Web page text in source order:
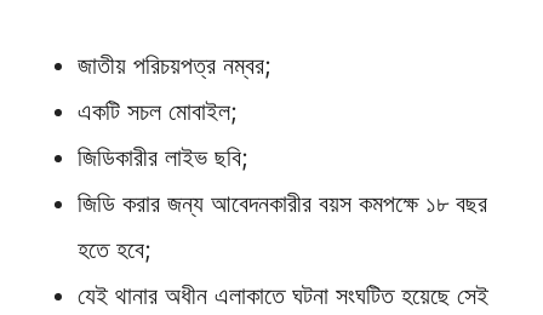
জাতীয় পরিচয়পত্র নম্বর;
একটি সচল মোবাইল;
জিডিকারীর লাইভ ছবি;
জিডি করার জন্য আবেদনকারীর বয়স কমপক্ষে ১৮ বছর
হতে হবে;
যেই থানার অধীন এলাকাতে ঘটনা সংঘটিত হয়েছে সেই